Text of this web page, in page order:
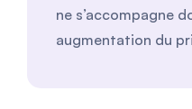
ne s’accompagne
augmentation du